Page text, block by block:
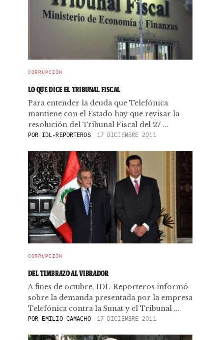
CORRUPCIÓN
LO QUE DICE EL TRIBUNAL FISCAL
Para entender la deuda que Telefónica
mantiene con el Estado hay que revisar la
resolución del Tribunal Fiscal del 27 ...
POR IDL-REPORTEROS 17 DICIEMBRE 2011
CORRUPCIÓN
DEL TIMBRAZO AL VIBRADOR
A fines de octubre, IDL-Reporteros informó
sobre la demanda presentada por la empresa
Telefónica contra la Sunat y el Tribunal ...
POREMILIO CAMACHO 17 DICIEMBRE 2011